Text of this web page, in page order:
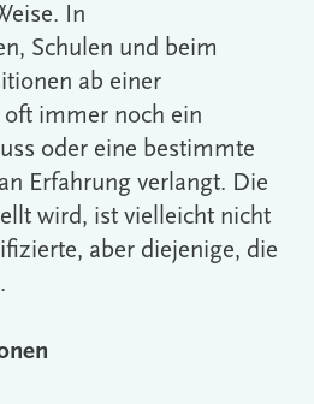
In
Schulen und beim
ab einer
immer noch ein
oder eine bestimmte
Erfahrung verlangt. Die
wird, ist vielleicht nicht
aber diejenige, die